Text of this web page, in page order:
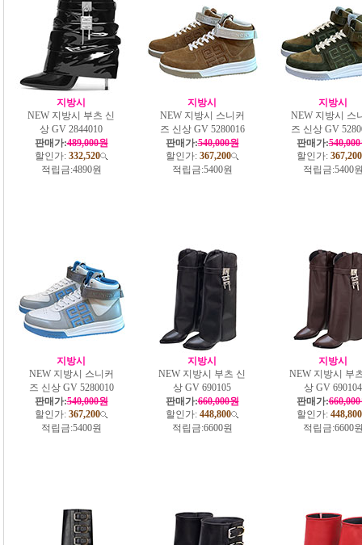
지방시
NEW 지방시 부츠 신
상 GV 2844010
판매가:489,000원
할인가: 332,520
적립금:4890원
지방시
NEW 지방시 스니커
즈 신상 GV 5280016
판매가:540,000원
할인가: 367,200
적립금:5400원
지방시
NEW 지방시 스
즈 신상 GV
판매가:
할인가: 367,200
적립금:5400
지방시
NEW 지방시 스니커
즈 신상 GV 5280010
판매가:540,000원
할인가: 367,200
적립금:5400원
지방시
NEW 지방시 부츠 신
상 GV 690105
판매가:660,000원
할인가: 448,800
적립금:6600원
지방시
NEW 지방시 부
상 GV 690104
판매가:
할인가: 448,800
적립금:6600